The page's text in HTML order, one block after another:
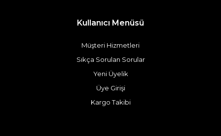
Kullanıcı Menüsü
Müşteri Hizmetleri
Sıkça Sorulan Sorular
Yeni Üyelik
Üye Girişi
Kargo Takibi